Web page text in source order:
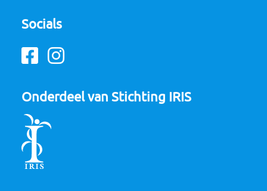
Socials
Facebook
Instagram
Onderdeel van Stichting IRIS